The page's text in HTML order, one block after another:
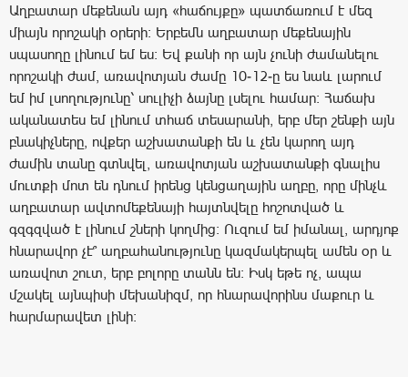
Աղբատար մեքենան այդ «հաճույքը» պատճառում է մեզ
միայն որոշակի օրերի: Երբեմն աղբատար մեքենային
սպասողը լինում եմ ես: Եվ քանի որ այն չունի ժամանելու
որոշակի ժամ, առավոտյան ժամը 10-12-ը ես նաև լարում
եմ իմ լսողությունը՝ սուլիչի ձայնը լսելու համար: Հաճախ
ականատես եմ լինում տհաճ տեսարանի, երբ մեր շենքի այն
բնակիչները, ովքեր աշխատանքի են և չեն կարող այդ
ժամին տանը գտնվել, առավոտյան աշխատանքի գնալիս
մուտքի մոտ են դնում իրենց կենցաղային աղբը, որը մինչև
աղբատար ավտոմեքենայի հայտնվելը հոշոտված և
գզգզված է լինում շների կողմից: Ուզում եմ իմանալ, արդյոք
հնարավոր չէ՞ աղբահանությունը կազմակերպել ամեն օր և
առավոտ շուտ, երբ բոլորը տանն են: Իսկ եթե ոչ, ապա
մշակել այնպիսի մեխանիզմ, որ հնարավորինս մաքուր և
հարմարավետ լինի: